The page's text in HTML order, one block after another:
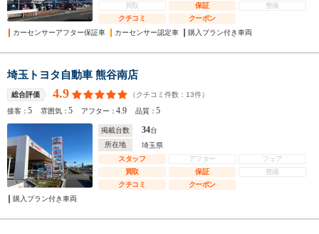
買取
保証
整備
クチコミ
クーポン
カーセンサーアフター保証車
カーセンサー認定車 購入プラン付き車両
埼玉トヨタ自動車 熊谷南店
総合評価 4.9 （クチコミ件数： 13件）
接客：5 雰囲気：5 アフター：4.9 品質：5
掲載台数 34台
所在地
埼玉県
スタッフ
アフター
フェア
買取
保証
整備
クチコミ
クーポン
購入プラン付き車両